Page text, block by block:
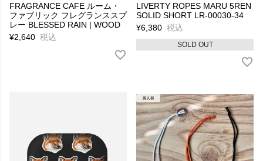
FRAGRANCE CAFE ルーム・
ファブリック フレグランススプ
レー BLESSED RAIN | WOOD
¥2,640 税込
LIVERTY ROPES MARU 5REN
SOLID SHORT LR-00030-34
¥6,380 税込
SOLD OUT